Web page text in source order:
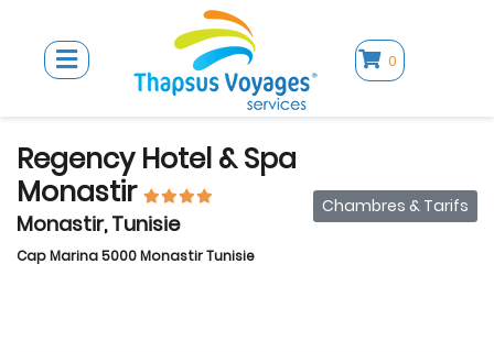
0
Regency Hotel & Spa
Monastir
Monastir, Tunisie
Cap Marina 5000 Monastir Tunisie
Chambres & Tarifs